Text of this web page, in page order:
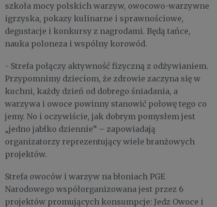
szkoła mocy polskich warzyw, owocowo-warzywne
igrzyska, pokazy kulinarne i sprawnościowe,
degustacje i konkursy z nagrodami. Będą tańce,
nauka poloneza i wspólny korowód.
- Strefa połączy aktywność fizyczną z odżywianiem.
Przypomnimy dzieciom, że zdrowie zaczyna się w
kuchni, każdy dzień od dobrego śniadania, a
warzywa i owoce powinny stanowić połowę tego co
jemy. No i oczywiście, jak dobrym pomysłem jest
„jedno jabłko dziennie” – zapowiadają
organizatorzy reprezentujący wiele branżowych
projektów.
Strefa owoców i warzyw na błoniach PGE
Narodowego współorganizowana jest przez 6
projektów promujących konsumpcje: Jedz Owoce i